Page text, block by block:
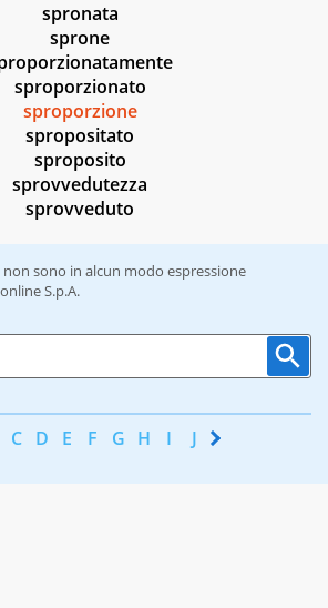
spronata
sprone
sproporzionato
sproporzione
spropositato
sproposito
sprovvedutezza
sprovveduto
sono in alcun modo espressione
S.p.A.
C D E F G H I J K